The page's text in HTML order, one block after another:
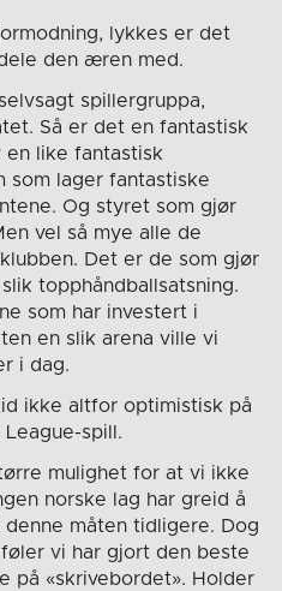
lykkes er det
den æren med.
spillergruppa,
Så er det en fantastisk
en like fantastisk
som lager fantastiske
Og styret som gjør
vel så mye alle de
Det er de som gjør
topphåndballsatsning.
som har investert i
en slik arena ville vi
i dag.
ikke altfor optimistisk på
spill.
mulighet for at vi ikke
norske lag har greid å
denne måten tidligere. Dog
vi har gjort den beste
på «skrivebordet». Holder